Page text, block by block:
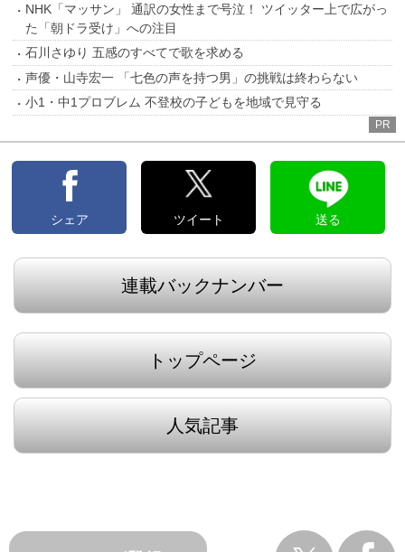
NHK「マッサン」 通訳の女性まで号泣！ ツイッター上で広がっ
た「朝ドラ受け」への注目
石川さゆり 五感のすべてで歌を求める
声優・山寺宏一 「七色の声を持つ男」の挑戦は終わらない
小1・中1プロブレム 不登校の子どもを地域で見守る
PR
シェア ツイート 送る
連載バックナンバー
トップページ
人気記事